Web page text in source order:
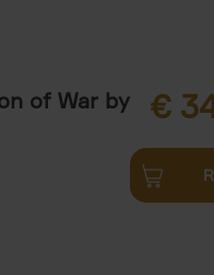
of War by
€